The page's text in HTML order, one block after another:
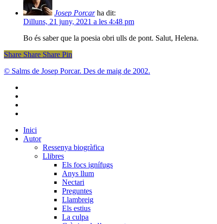
Josep Porcar ha dit:
Dilluns, 21 juny, 2021 a les 4:48 pm
Bo és saber que la poesia obri ulls de pont. Salut, Helena.
Share
Share Share Share Pin
© Salms de Josep Porcar. Des de maig de 2002.
Close
Menu
Inici
Autor
Ressenya biogràfica
Llibres
Els focs ignífugs
Anys llum
Nectari
Preguntes
Llambreig
Els estius
La culpa